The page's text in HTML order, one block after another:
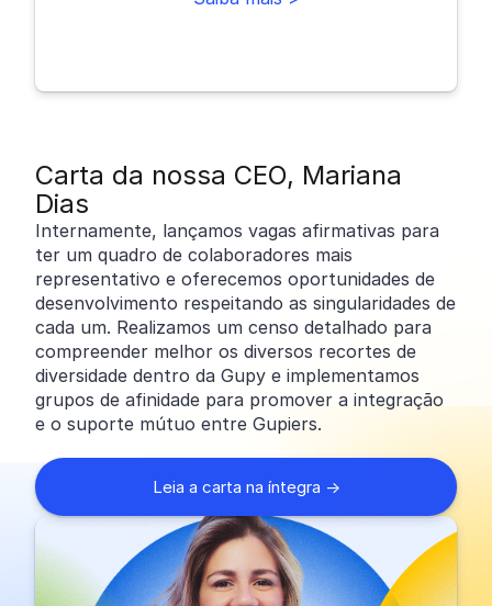
Carta da nossa CEO, Mariana
Dias
Internamente, lançamos vagas afirmativas para
ter um quadro de colaboradores mais
representativo e oferecemos oportunidades de
desenvolvimento respeitando as singularidades de
cada um. Realizamos um censo detalhado para
compreender melhor os diversos recortes de
diversidade dentro da Gupy e implementamos
grupos de afinidade para promover a integração
e o suporte mútuo entre Gupiers.
Leia a carta na íntegra →